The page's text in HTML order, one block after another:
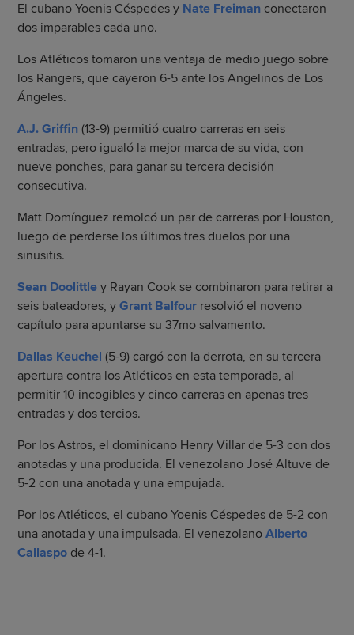
El cubano Yoenis Céspedes y Nate Freiman conectaron
dos imparables cada uno.
Los Atléticos tomaron una ventaja de medio juego sobre
los Rangers, que cayeron 6-5 ante los Angelinos de Los
Ángeles.
A.J. Griffin (13-9) permitió cuatro carreras en seis
entradas, pero igualó la mejor marca de su vida, con
nueve ponches, para ganar su tercera decisión
consecutiva.
Matt Domínguez remolcó un par de carreras por Houston,
luego de perderse los últimos tres duelos por una
sinusitis.
Sean Doolittle y Rayan Cook se combinaron para retirar a
seis bateadores, yGrant Balfour resolvió el noveno
capítulo para apuntarse su 37mo salvamento.
Dallas Keuchel (5-9) cargó con la derrota, en su tercera
apertura contra los Atléticos en esta temporada, al
permitir 10 incogibles y cinco carreras en apenas tres
entradas y dos tercios.
Por los Astros, el dominicano Henry Villar de 5-3 con dos
anotadas y una producida. El venezolano José Altuve de
5-2 con una anotada y una empujada.
Por los Atléticos, el cubano Yoenis Céspedes de 5-2 con
una anotada y una impulsada. El venezolanoAlberto
Callaspo de 4-1.